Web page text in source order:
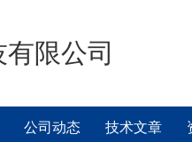
限公司
公司动态 技术文章